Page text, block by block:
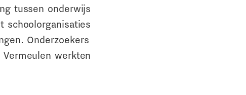
tussen onderwijs
schoolorganisaties
Onderzoekers
werkten